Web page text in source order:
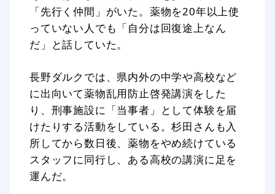
「先行く仲間」がいた。薬物を20年以上使
っていない人でも「自分は回復途上なん
だ」と話していた。
長野ダルクでは、県内外の中学や高校など
に出向いて薬物乱用防止啓発講演をした
り、刑事施設に「当事者」として体験を届
けたりする活動をしている。杉田さんも入
所してから数日後、薬物をやめ続けている
スタッフに同行し、ある高校の講演に足を
運んだ。